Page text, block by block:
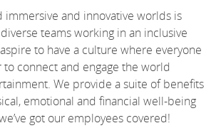
and innovative worlds is
teams working in an inclusive
to have a culture where everyone
toconnect and engage the world
We provide a suite of benefits
emotional and financial well-being
got our employees covered!